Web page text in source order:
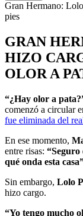
Gran Hermano:
pies
GRAN
HIZO
OLOR A
“¿Hay olor a
comenzó a circular
fue eliminada del
En ese momento,
entre risas: “Seguro
qué onda esta
Sin embargo, Lolo
hizo cargo.
“Yo tengo mucho